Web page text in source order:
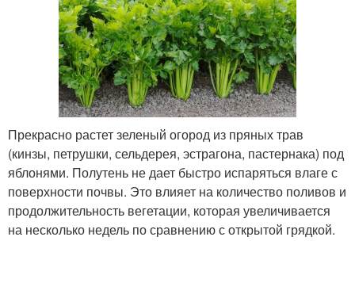
Прекрасно растет зеленый огород из пряных трав
(кинзы, петрушки, сельдерея, эстрагона, пастернака) под
яблонями. Полутень не дает быстро испаряться влаге с
поверхности почвы. Это влияет на количество поливов и
продолжительность вегетации, которая увеличивается
на несколько недель по сравнению с открытой грядкой.